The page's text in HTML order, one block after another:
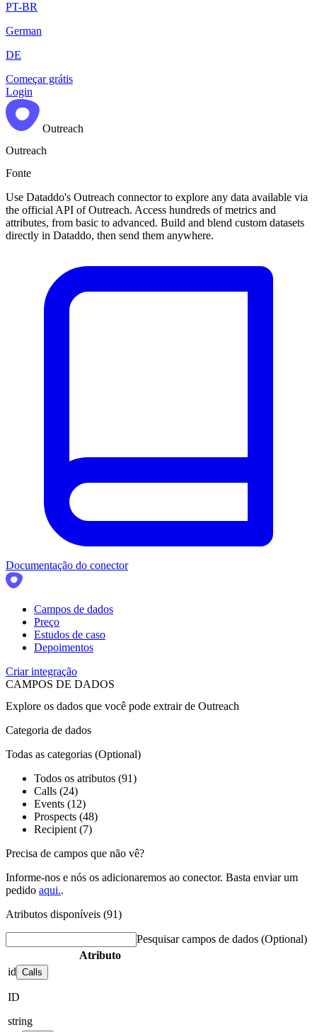
PT-BR
German
DE
Começar grátis
Login
Outreach
Outreach
Fonte
Use Dataddo's Outreach connector to explore any data available via
the official API of Outreach. Access hundreds of metrics and
attributes, from basic to advanced. Build and blend custom datasets
directly in Dataddo, then send them anywhere.
Documentação do conector
Campos de dados
Preço
Estudos de caso
Depoimentos
Criar integração
CAMPOS DE DADOS
Explore os dados que você pode extrair de Outreach
Categoria de dados
Todas as categorias (Optional)
Todos os atributos (91)
Calls (24)
Events (12)
Prospects (48)
Recipient (7)
Precisa de campos que não vê?
Informe-nos e nós os adicionaremos ao conector. Basta enviar um
pedido aqui..
Atributos disponíveis (91)
Pesquisar campos de dados (Optional)
Atributo
id Calls
ID
string